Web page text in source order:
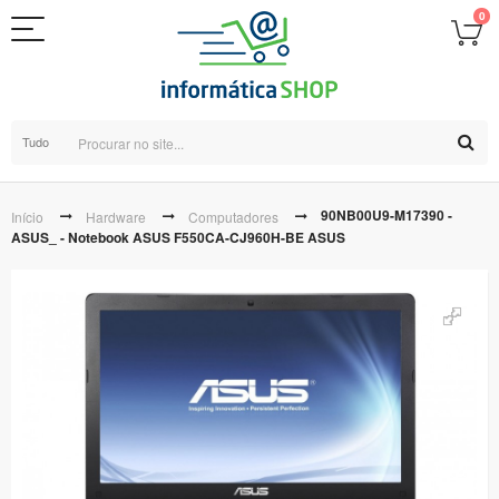
0
Tudo
Início Hardware Computadores
90NB00U9-M17390 -
ASUS_ - Notebook ASUS F550CA-CJ960H-BE ASUS